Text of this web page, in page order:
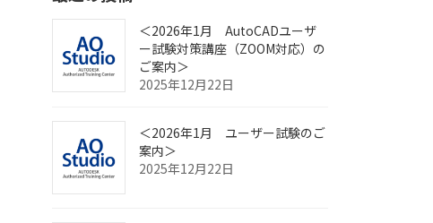
＜2026年1月 AutoCADユーザ
ー試験対策講座（ZOOM対応）の
ご案内＞
2025年12月22日
＜2026年1月 ユーザー試験のご
案内＞
2025年12月22日